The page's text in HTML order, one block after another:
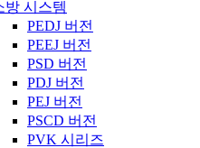
방 시스템
PEDJ 버전
PEEJ 버전
PSD 버전
PDJ 버전
PEJ 버전
PSCD 버전
PVK 시리즈